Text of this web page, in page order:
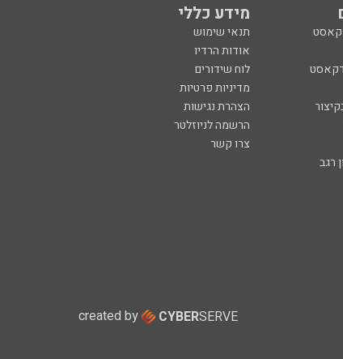
מידע כללי
תנאי שימוש
אודות הרדיו
לוח שידורים
מדיניות פרטיות
הצהרת נגישות
הרשמה לניוזלטר
צרו קשר
רגב
created by CYBERSERVE